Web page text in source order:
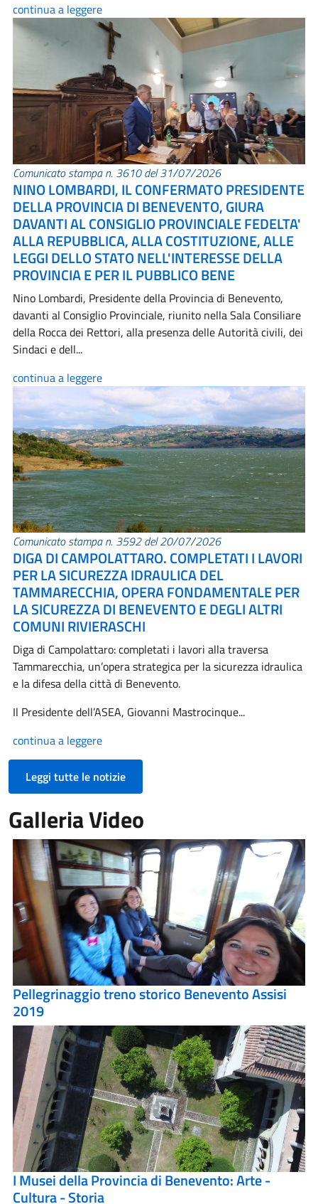
continua a leggere
Comunicato stampa n. 3610 del 31/07/2026
NINO LOMBARDI, IL CONFERMATO PRESIDENTE
DELLA PROVINCIA DI BENEVENTO, GIURA
DAVANTI AL CONSIGLIO PROVINCIALE FEDELTA'
ALLA REPUBBLICA, ALLA COSTITUZIONE, ALLE
LEGGI DELLO STATO NELL'INTERESSE DELLA
PROVINCIA E PER IL PUBBLICO BENE
Nino Lombardi, Presidente della Provincia di Benevento,
davanti al Consiglio Provinciale, riunito nella Sala Consiliare
della Rocca dei Rettori, alla presenza delle Autorità civili, dei
Sindaci e dell...
continua a leggere
Comunicato stampa n. 3592 del 20/07/2026
DIGA DI CAMPOLATTARO. COMPLETATI I LAVORI
PER LA SICUREZZA IDRAULICA DEL
TAMMARECCHIA, OPERA FONDAMENTALE PER
LA SICUREZZA DI BENEVENTO E DEGLI ALTRI
COMUNI RIVIERASCHI
Diga di Campolattaro: completati i lavori alla traversa
Tammarecchia, un’opera strategica per la sicurezza idraulica
e la difesa della città di Benevento.
Il Presidente dell’ASEA, Giovanni Mastrocinque...
continua a leggere
Leggi tutte le notizie
Galleria Video
Pellegrinaggio treno storico Benevento Assisi
2019
I Musei della Provincia di Benevento: Arte -
Cultura - Storia